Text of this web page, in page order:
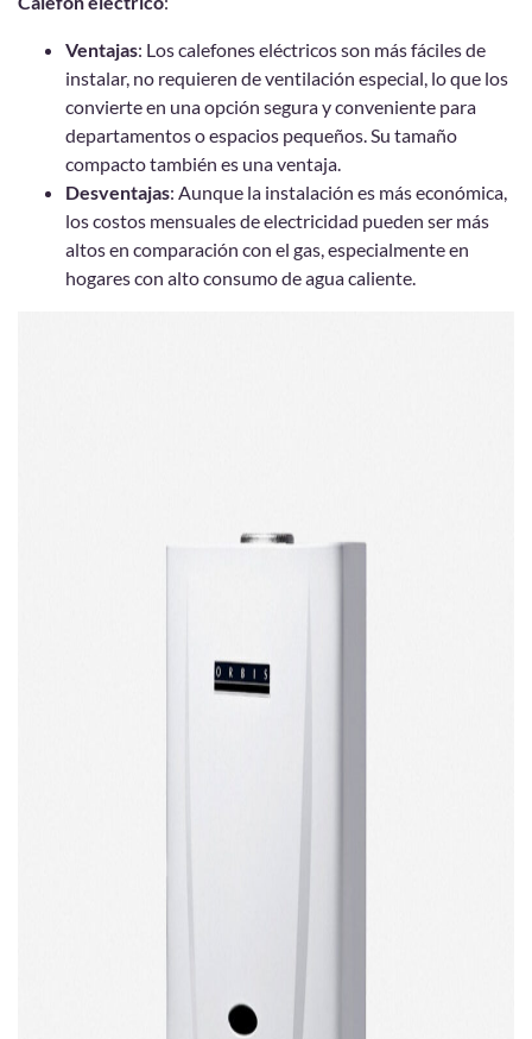
Ventajas: Los calefones eléctricos son más fáciles de
instalar, no requieren de ventilación especial, lo que los
convierte en una opción segura y conveniente para
departamentos o espacios pequeños. Su tamaño
compacto también es una ventaja.
Desventajas: Aunque la instalación es más económica,
los costos mensuales de electricidad pueden ser más
altos en comparación con el gas, especialmente en
hogares con alto consumo de agua caliente.